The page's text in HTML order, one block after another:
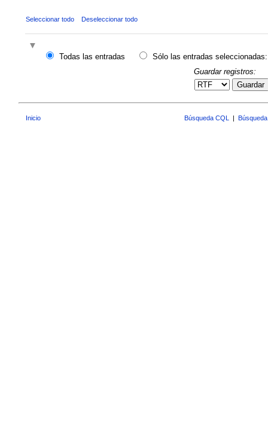
Seleccionar todo Deseleccionar todo
Todas las entradas
Sólo las entradas seleccionadas:
Guardar registros:
Guardar
Inicio Búsqueda CQL